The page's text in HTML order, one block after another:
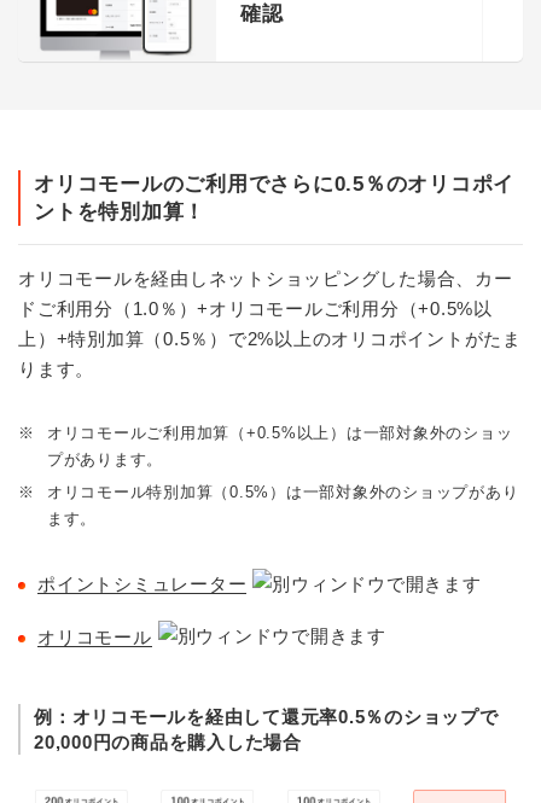
確認
オリコモールのご利用でさらに0.5％のオリコポイ
ントを特別加算！
オリコモールを経由しネットショッピングした場合、カー
ドご利用分（1.0％）+オリコモールご利用分（+0.5%以
上）+特別加算（0.5％）で2%以上のオリコポイントがたま
ります。
※
オリコモールご利用加算（+0.5%以上）は一部対象外のショッ
プがあります。
※
オリコモール特別加算（0.5%）は一部対象外のショップがあり
ます。
ポイントシミュレーター
オリコモール
例：オリコモールを経由して還元率0.5％のショップで
20,000円の商品を購入した場合